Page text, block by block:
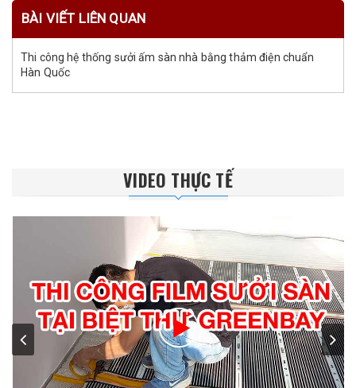
BÀI VIẾT LIÊN QUAN
Thi công hệ thống sưởi ấm sàn nhà bằng thảm điện chuẩn
Hàn Quốc
VIDEO THỰC TẾ